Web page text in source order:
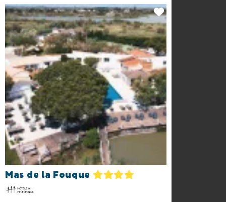
Mas de la Fouque